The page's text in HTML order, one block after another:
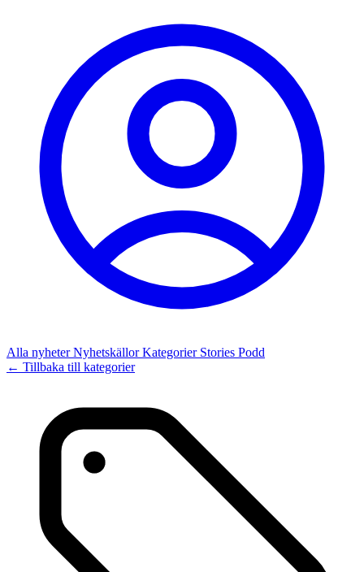
Alla nyheterNyhetskällorKategorier Stories Podd
← Tillbaka till kategorier